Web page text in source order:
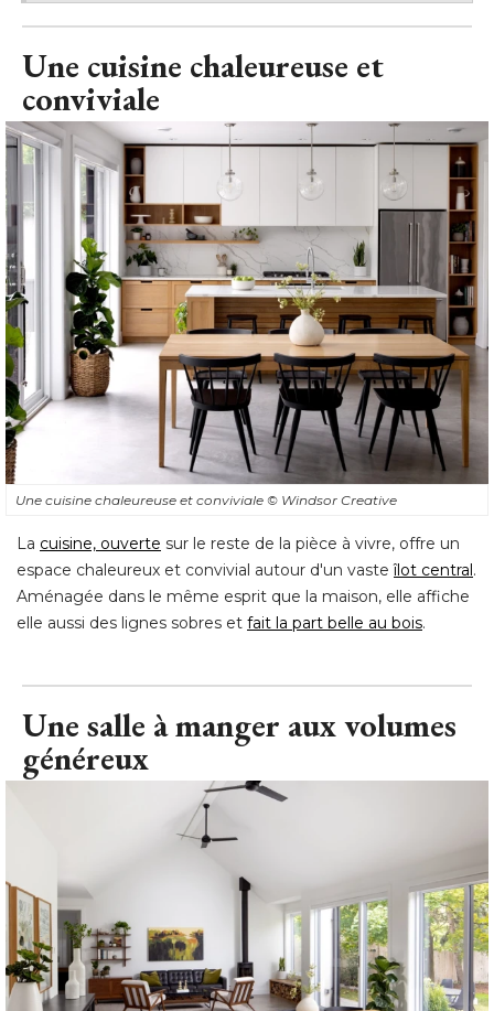
Une cuisine chaleureuse et
conviviale
Une cuisine chaleureuse et conviviale © Windsor Creative
La cuisine, ouverte sur le reste de la pièce à vivre, offre un
espace chaleureux et convivial autour d'un vasteîlot central.
Aménagée dans le même esprit que la maison, elle affiche
elle aussi des lignes sobres et fait la part belle au bois.
Une salle à manger aux volumes
généreux